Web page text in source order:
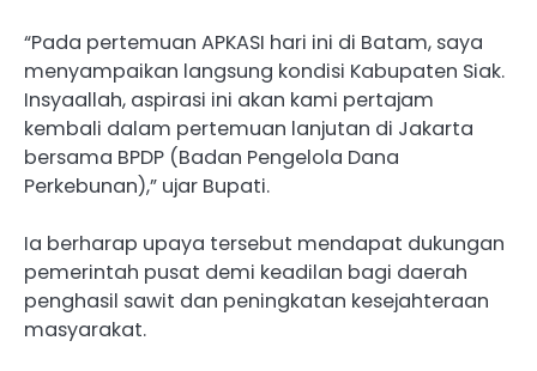
“Pada pertemuan APKASI hari ini di Batam, saya
menyampaikan langsung kondisi Kabupaten Siak.
Insyaallah, aspirasi ini akan kami pertajam
kembali dalam pertemuan lanjutan di Jakarta
bersama BPDP (Badan Pengelola Dana
Perkebunan),” ujar Bupati.
Ia berharap upaya tersebut mendapat dukungan
pemerintah pusat demi keadilan bagi daerah
penghasil sawit dan peningkatan kesejahteraan
masyarakat.